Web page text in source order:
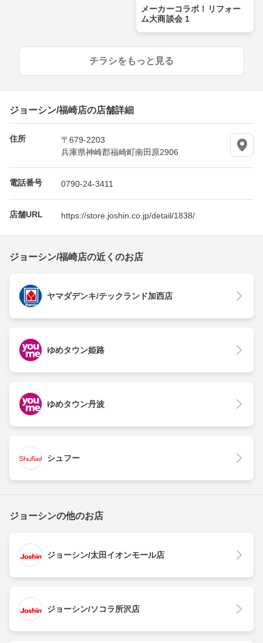
メーカーコラボ！リフォー
ム大商談会 1
チラシをもっと見る
ジョーシン/福崎店の店舗詳細
住所
〒679-2203
兵庫県神崎郡福崎町南田原2906
電話番号 0790-24-3411
店舗URL https://store.joshin.co.jp/detail/1838/
ジョーシン/福崎店の近くのお店
ヤマダデンキ/テックランド加西店
ゆめタウン姫路
ゆめタウン丹波
シュフー
ジョーシンの他のお店
ジョーシン/太田イオンモール店
ジョーシン/ソコラ所沢店